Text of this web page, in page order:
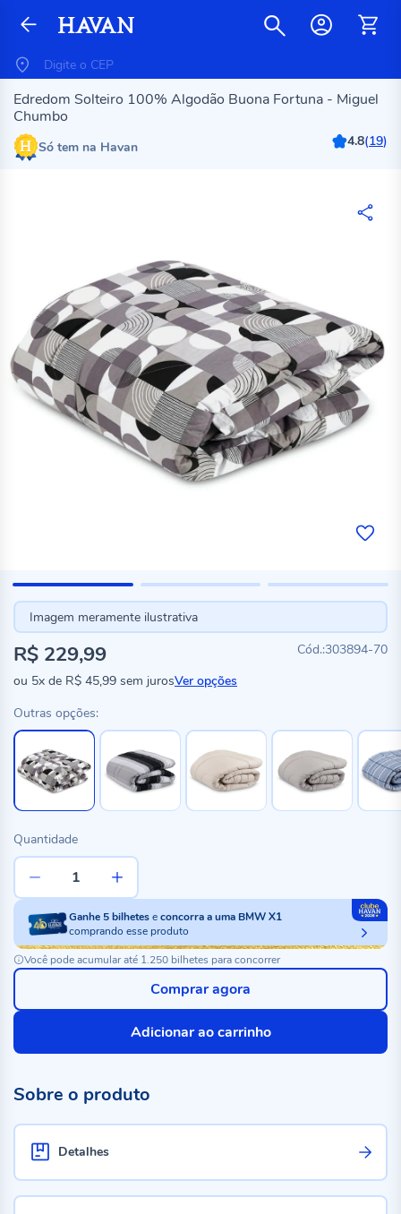
Edredom Solteiro 100% Algodão Buona Fortuna - Miguel
Chumbo
Só tem na Havan 4.8(19)
Imagem meramente ilustrativa
303894-70
R$ 229,99
ou 5x de R$ 45,99 sem jurosVer opções
Outras opções:
Quantidade
Ganhe5bilheteseconcorra a uma BMW X1
comprando esse produto
Você pode acumular até 1.250 bilhetes para concorrer
Adicionar ao carrinho
Comprar agora
Sobre o produto
Detalhes